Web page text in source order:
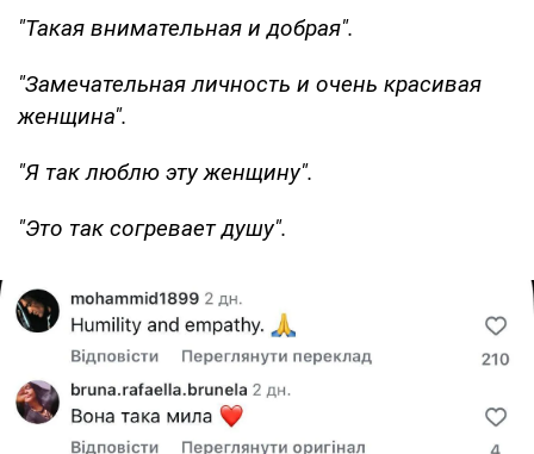
"Такая внимательная и добрая".
"Замечательная личность и очень красивая
женщина".
"Я так люблю эту женщину".
"Это так согревает душу".